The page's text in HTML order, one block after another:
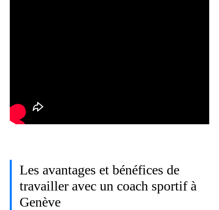
Les avantages et bénéfices de
travailler avec un coach sportif à
Genève